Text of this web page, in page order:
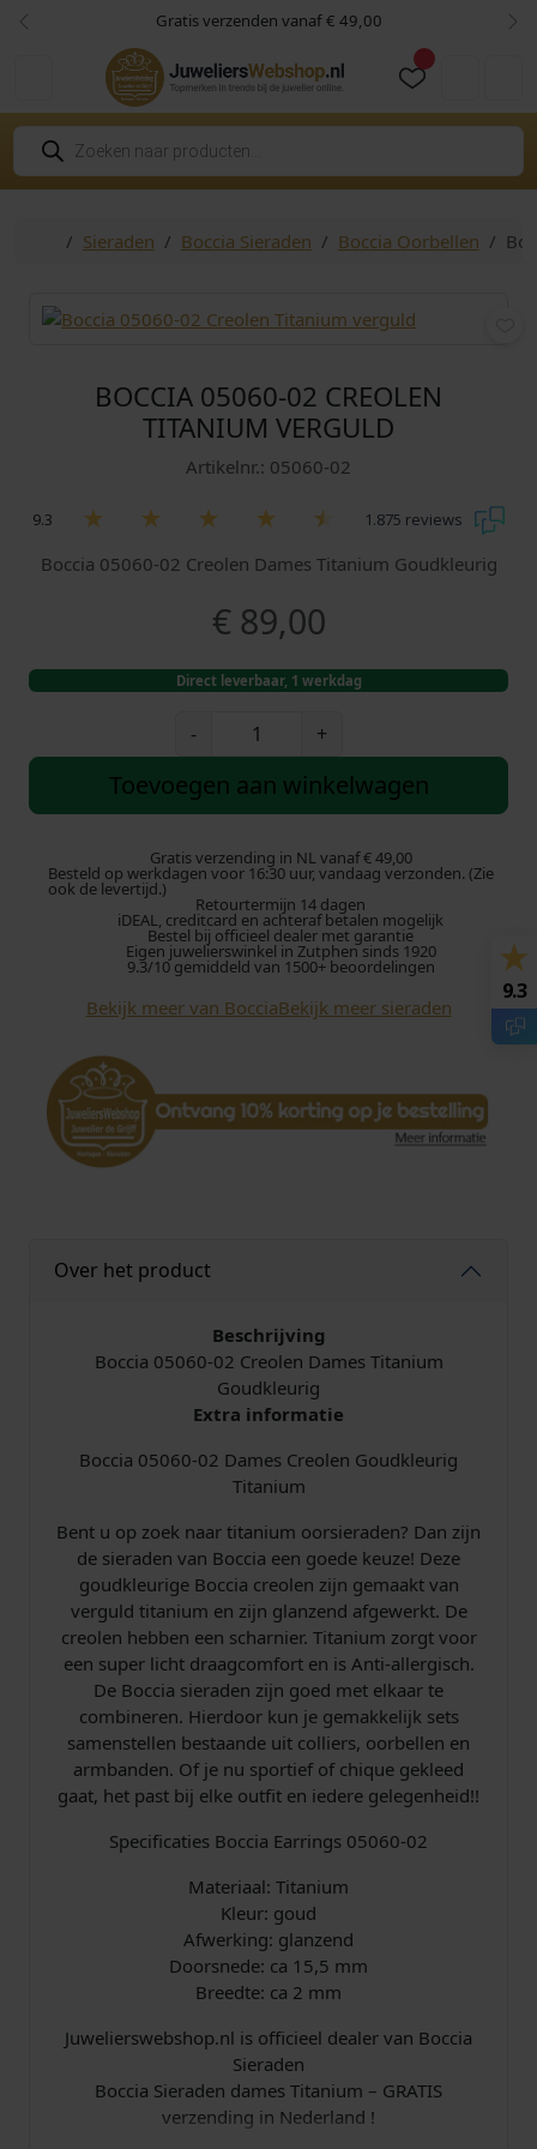
Skip to content
Skip to footer Gratis verzenden vanaf € 49,00
Vorige
P
o
d
HomeSieraden Boccia Sieraden Boccia Oorbellen
BOCCIA 05060-02 CREOLEN
TITANIUM VERGULD
Artikelnr.: 05060-02
9.3 1.875 reviews
Boccia 05060-02 Creolen Dames Titanium Goudkleurig
€89,00
Direct leverbaar, 1 werkdag
-
c
a
0
0
6
-
C
r
T
a
m
r
g
u
l
d
a
a
n
t
a
l
+
Toevoegen aan winkelwagen
Gratis verzending in NL vanaf € 49,00
Besteld op werkdagen voor 16:30 uur, vandaag verzonden. (Zie
ook de levertijd.)
Retourtermijn 14 dagen
iDEAL, creditcard en achteraf betalen mogelijk
Bestel bij officieel dealer met garantie
Eigen juwelierswinkel in Zutphen sinds 1920
9.3/10 gemiddeld van 1500+ beoordelingen
Bekijk meer van BocciaBekijk meer sieraden
Over het product
Beschrijving
Boccia 05060-02 Creolen Dames Titanium
Goudkleurig
Extra informatie
Boccia 05060-02 Dames Creolen Goudkleurig
Titanium
Bent u op zoek naar titanium oorsieraden? Dan zijn
de sieraden van Boccia een goede keuze! Deze
goudkleurige Boccia creolen zijn gemaakt van
verguld titanium en zijn glanzend afgewerkt. De
creolen hebben een scharnier. Titanium zorgt voor
een super licht draagcomfort en is Anti-allergisch.
De Boccia sieraden zijn goed met elkaar te
combineren. Hierdoor kun je gemakkelijk sets
samenstellen bestaande uit colliers, oorbellen en
armbanden. Of je nu sportief of chique gekleed
gaat, het past bij elke outfit en iedere gelegenheid!!
Specificaties Boccia Earrings 05060-02
Materiaal: Titanium
Kleur: goud
Afwerking: glanzend
Doorsnede: ca 15,5 mm
Breedte: ca 2 mm
Juwelierswebshop.nl is officieel dealer van Boccia
Sieraden
Boccia Sieraden dames Titanium – GRATIS
verzending in Nederland !
9.3